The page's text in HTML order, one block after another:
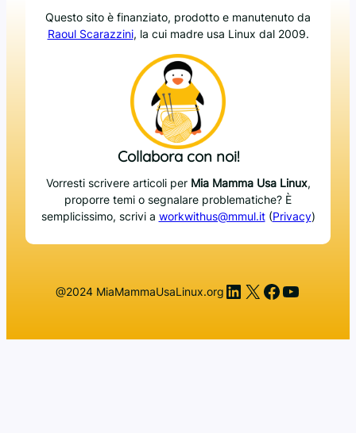
Questo sito è finanziato, prodotto e manutenuto da
Raoul Scarazzini, la cui madre usa Linux dal 2009.
Collabora con noi!
Vorresti scrivere articoli per Mia Mamma Usa Linux,
proporre temi o segnalare problematiche? È
semplicissimo, scrivi a workwithus@mmul.it(Privacy)
@2024 MiaMammaUsaLinux.org LinkedIn
X Facebook